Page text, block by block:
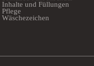
Inhalte und Füllungen
Pflege
Wäschezeichen